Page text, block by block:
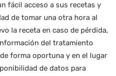
fácil acceso a sus recetas y
de tomar una otra hora al
la receta en caso de pérdida,
del tratamiento
forma oportuna y en el lugar
de datos para